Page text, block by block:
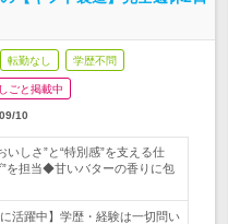
転勤なし 学歴不問
ごと掲載中
10
いしさ”と“特別感”を支える仕
を担当◆甘いバターの香りに包
活躍中】学歴・経験は一切問い